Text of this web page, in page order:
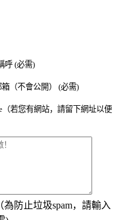
呼 (必需)
（不會公開） (必需)
（若您有網站，請留下網址以便
（為防止垃圾spam，請輸入